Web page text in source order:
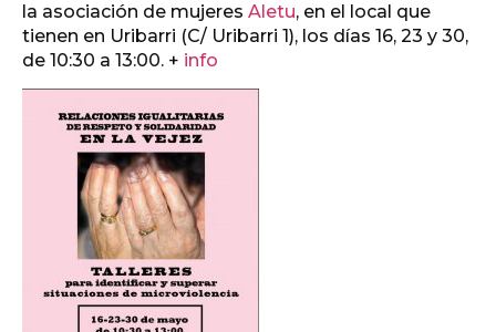
la asociación de mujeres Aletu, en el local que
tienen en Uribarri (C/ Uribarri 1), los días 16, 23 y 30,
de 10:30 a 13:00. + info